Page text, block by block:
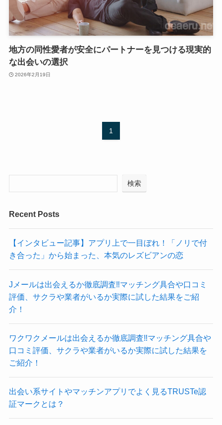
地方の同性愛者が安全にパートナーを見つける現実的
な出会いの選択
2026年2月19日
1
検索
Recent Posts
【インタビュー記事】アプリ上で一目ぼれ！「ノリで付
き合った」から始まった、本気のレズビアンの恋
Jメールは出会えるか徹底調査‼マッチング具合や口コミ
評価、サクラや業者がいるか実際に試した結果をご紹
介！
ワクワクメールは出会えるか徹底調査‼マッチング具合や
口コミ評価、サクラや業者がいるか実際に試した結果を
ご紹介！
出会い系サイトやマッチンアプリでよく見るTRUSTe認
証マークとは？